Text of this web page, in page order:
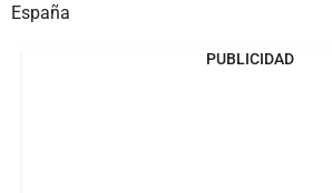
España
PUBLICIDAD